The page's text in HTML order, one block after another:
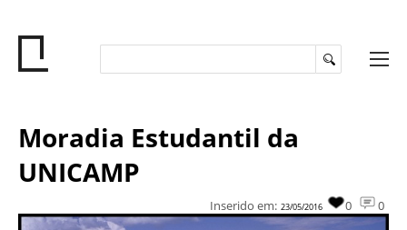
Moradia Estudantil da
UNICAMP
0
0
Inserido em: 23/05/2016